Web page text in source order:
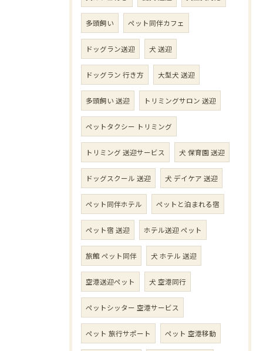
多頭飼い ペット同伴カフェ
ドッグラン送迎 犬 送迎
ドッグラン 行き方 大型犬 送迎
多頭飼い 送迎 トリミングサロン 送迎
ペットタクシー トリミング
トリミング 送迎サービス 犬 保育園 送迎
ドッグスクール 送迎 犬 デイケア 送迎
ペット同伴ホテル ペットと泊まれる宿
ペット宿 送迎 ホテル送迎 ペット
旅館 ペット同伴 犬 ホテル 送迎
空港送迎ペット 犬 空港同行
ペットシッター 空港サービス
ペット 旅行サポート ペット 空港移動